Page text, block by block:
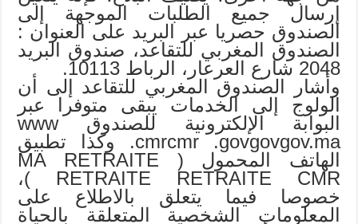
إرسال جميع الطلبات الموجهة إلى
الصندوق حصريا عبر البريد على العنوان :
الصندوق المغربي للتقاعد، صندوق البريد
2048 شارع العرعار، الرباط 10113.
وأشار الصندوق المغربي للتقاعد إلى أن
الولوج إلى الخدمات يبقى متوفرا عبر
البوابة الإلكترونية للصندوق www
.cmrcmr .govgovgov.ma وكذا تطبيق
الهاتف المحمول ( MA RETRAITE
RETRAITE RETRAITE CMR )،
خصوصا فيما يتعلق بالاطلاع على
المعلومات الشخصية المتعلقة بالحياة